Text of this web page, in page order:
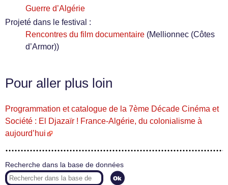
Guerre d’Algérie
Projeté dans le festival :
Rencontres du film documentaire (Mellionnec (Côtes
d’Armor))
Pour aller plus loin
Programmation et catalogue de la 7ème Décade Cinéma et
Société : El Djazaïr ! France-Algérie, du colonialisme à
aujourd’hui
Recherche dans la base de données